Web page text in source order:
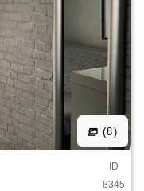
(8)
ID
8345